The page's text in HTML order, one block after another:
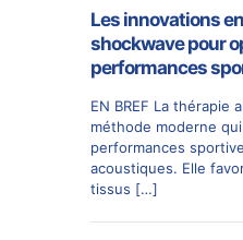
Les innovations
shockwave pour
performances
EN BREF La thérapie
méthode moderne
performances
acoustiques. Elle
tissus […]